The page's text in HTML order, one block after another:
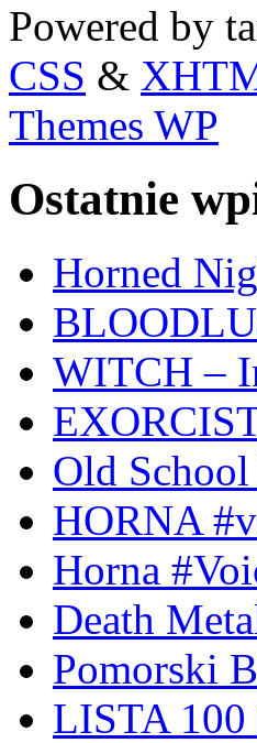
Powered by
CSS &
Themes WP
Ostatnie
Horned
WITCH –
Old
HORNA
Horna
Death
Pomorski
LISTA 100